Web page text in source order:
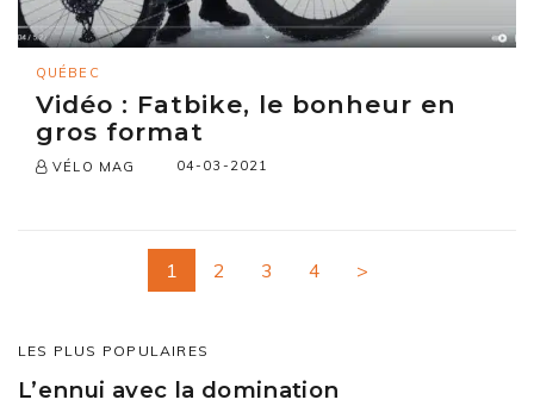
QUÉBEC
Vidéo : Fatbike, le bonheur en
gros format
VÉLO MAG 04-03-2021
1 2 3 4 >
LES PLUS POPULAIRES
L’ennui avec la domination